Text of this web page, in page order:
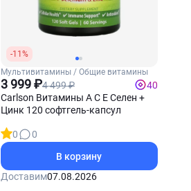
-11%
Мультивитамины / Общие витамины
3 999 ₽4 499 ₽
40
Carlson Витамины А С Е Селен +
Цинк 120 софтгель-капсул
0
0
В корзину
Доставим07.08.2026